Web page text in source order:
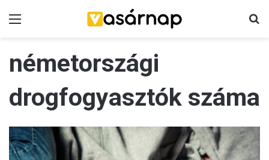
németországi
drogfogyasztók száma